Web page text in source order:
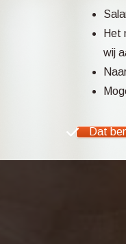
Het
wij
Dat